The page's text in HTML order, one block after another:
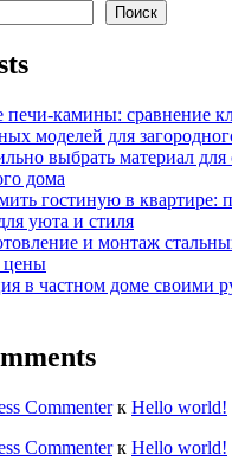
Поиск
камины: сравнение
моделей для
выбрать материал
дома
гостиную в квартире:
уюта и стиля
и монтаж
цены
в частном доме своими
Commenterк Hello world!
Commenterк Hello world!